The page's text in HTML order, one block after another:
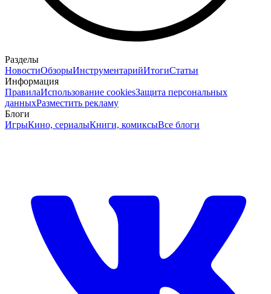
Разделы
НовостиОбзорыИнструментарийИтогиСтатьи
Информация
ПравилаИспользование cookiesЗащита персональных
данныхРазместить рекламу
Блоги
ИгрыКино, сериалыКниги, комиксыВсе блоги